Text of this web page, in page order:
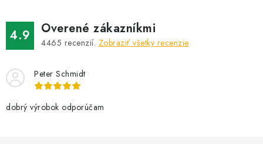
4.9 Overené zákazníkmi
4465 recenzií. Zobraziť všetky recenzie
Peter Schmidt
dobrý výrobok odporúčam